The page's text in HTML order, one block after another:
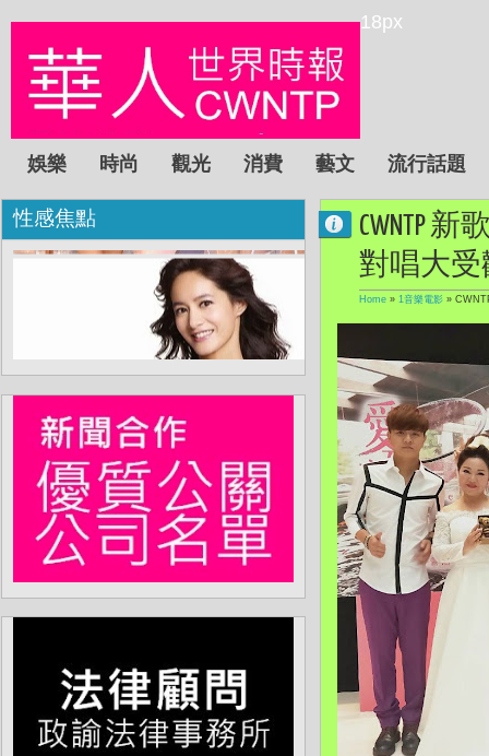
18px
娛樂 時尚 觀光 消費 藝文 流行話題
CWNTP
對唱大受
Home » 1音樂電影 »
性感焦點